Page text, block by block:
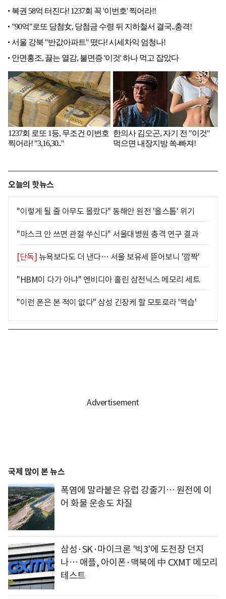
오늘의 핫뉴스
"이렇게 될 줄 아무도 몰랐다" 동해안 원전 '올스톱' 위기
"마스크 안 쓰면 관절 쑤신다" 서울대병원 충격 연구 결과
[단독] 뉴욕보다도 더 낸다… 서울 보유세 뜯어보니 '깜짝'
"HBM이 다가 아냐" 엔비디아 홀린 삼전닉스 메모리 세트
"이런 폰은 본 적이 없다" 삼성 긴장케 할 모토로라 '역습'
국제 많이 본 뉴스
폭염에 말라붙은 유럽 강줄기… 원전에 이
어 화물 운송도 차질
삼성·SK·마이크론 '빅3'에 도전장 던지
나… 애플, 아이폰·맥북에 中 CXMT 메모리
테스트